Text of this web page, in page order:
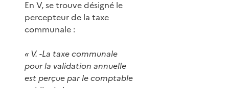
En V, se trouve désigné le
percepteur de la taxe
communale :
« V. -La taxe communale
pour la validation annuelle
est perçue par le comptable